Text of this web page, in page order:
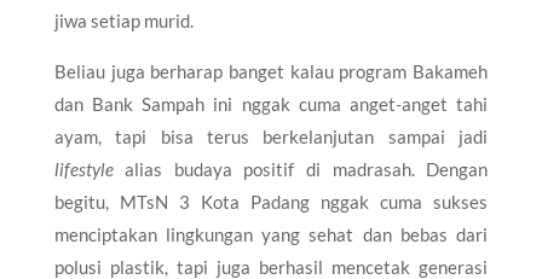
jiwa setiap murid.
Beliau juga berharap banget kalau program Bakameh
dan Bank Sampah ini nggak cuma anget-anget tahi
ayam, tapi bisa terus berkelanjutan sampai jadi
lifestylealias budaya positif di madrasah. Dengan
begitu, MTsN 3 Kota Padang nggak cuma sukses
menciptakan lingkungan yang sehat dan bebas dari
polusi plastik, tapi juga berhasil mencetak generasi